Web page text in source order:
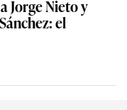
Jorge Nieto y
el